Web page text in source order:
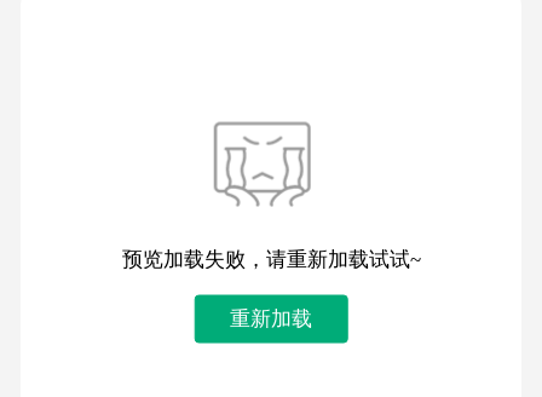
预览加载失败，请重新加载试试~
重新加载